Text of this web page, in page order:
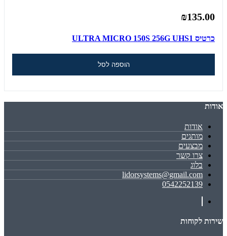
₪135.00
כרטיס ULTRA MICRO 150S 256G UHS1
הוספה לסל
אודות
אודות
מותגים
מבצעים
צרו קשר
בלוג
lidorsystems@gmail.com
0542252139
שירות לקוחות